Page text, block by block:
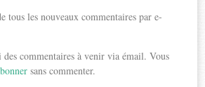
tous les nouveaux commentaires par e-
commentaires à venir via émail. Vous
sans commenter.